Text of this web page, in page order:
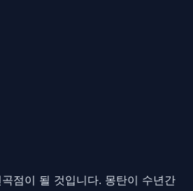
점이 될 것입니다. 몽탄이 수년간